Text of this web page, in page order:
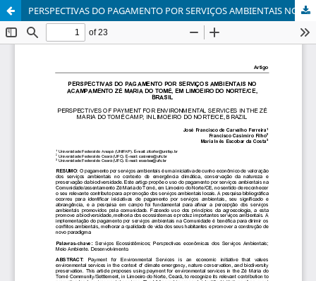
PERSPECTIVAS DO PAGAMENTO POR SERVIÇOS AMBIENTAIS NO ACAMPAMENTO ZÉ MARIA DO TOMÉ, EM LIMOEIRO DO NORTE/CE, BRASIL